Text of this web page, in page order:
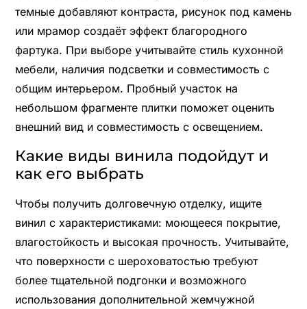
темные добавляют контраста, рисунок под камень
или мрамор создаёт эффект благородного
фартука. При выборе учитывайте стиль кухонной
мебели, наличия подсветки и совместимость с
общим интерьером. Пробный участок на
небольшом фрагменте плитки поможет оценить
внешний вид и совместимость с освещением.
Какие виды винила подойдут и
как его выбрать
Чтобы получить долговечную отделку, ищите
винил с характеристиками: моющееся покрытие,
влагостойкость и высокая прочность. Учитывайте,
что поверхности с шероховатостью требуют
более тщательной подгонки и возможного
использования дополнительной жемчужной